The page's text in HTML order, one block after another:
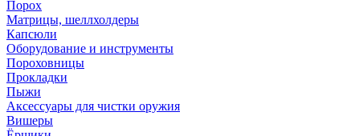
Порох
Матрицы, шеллхолдеры
Капсюли
Оборудование и инструменты
Пороховницы
Прокладки
Пыжи
Аксессуары для чистки оружия
Вишеры